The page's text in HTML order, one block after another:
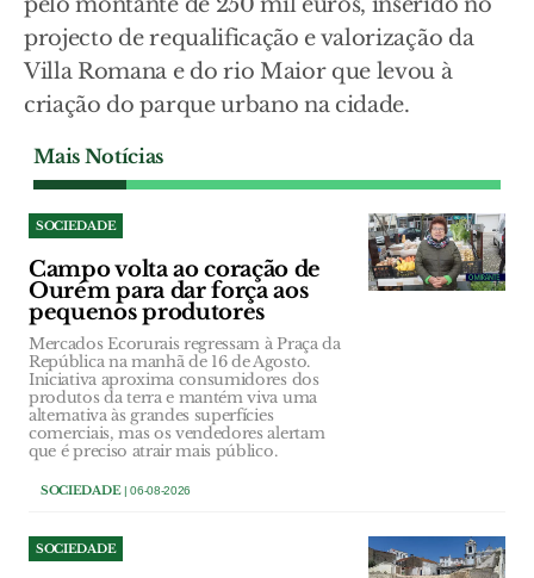
projecto de requalificação e valorização da
Villa Romana e do rio Maior que levou à
criação do parque urbano na cidade.
Mais Notícias
SOCIEDADE
Campo volta ao coração de
Ourém para dar força aos
pequenos produtores
Mercados Ecorurais regressam à Praça da
República na manhã de 16 de Agosto.
Iniciativa aproxima consumidores dos
produtos da terra e mantém viva uma
alternativa às grandes superfícies
comerciais, mas os vendedores alertam
que é preciso atrair mais público.
SOCIEDADE| 06-08-2026
SOCIEDADE